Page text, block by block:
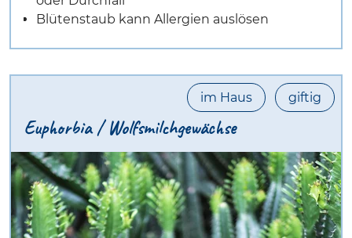
Blütenstaub kann Allergien auslösen
im Haus giftig
Euphorbia / Wolfsmilchgewächse